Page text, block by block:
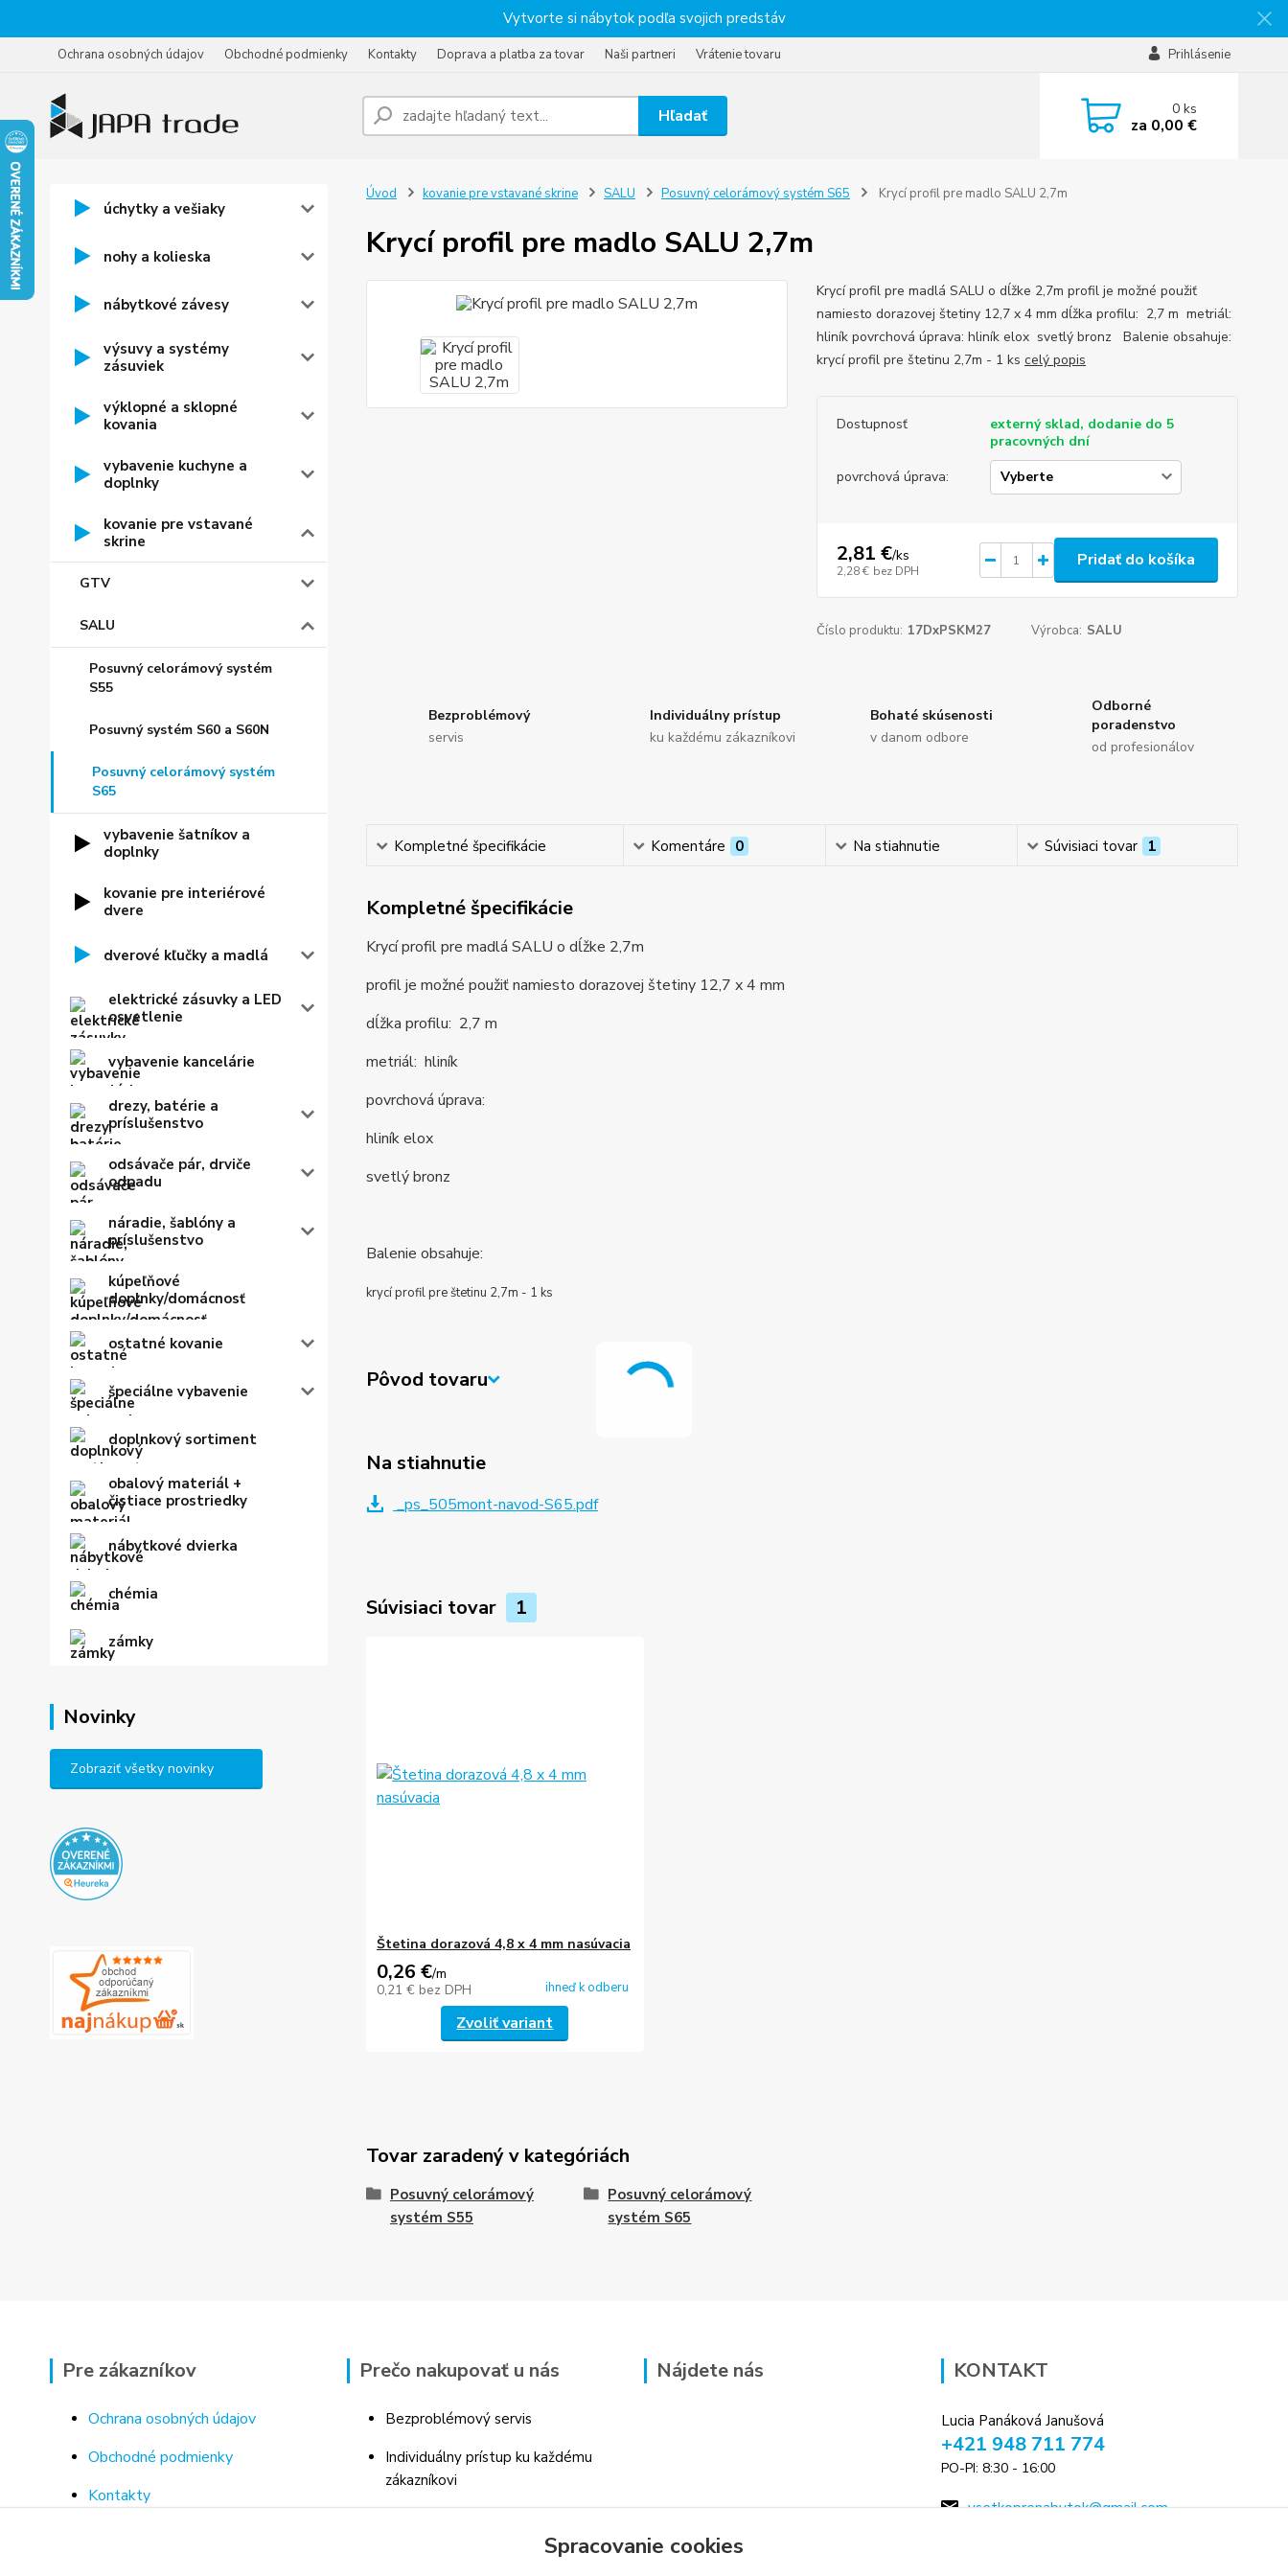
Vytvorte si nábytok podľa svojich predstáv
Ochrana osobných údajov Obchodné podmienky Kontakty Doprava a platba za tovar Naši partneri Vrátenie tovaru Prihlásenie
Hľadať 0ks
za 0,00 €
úchytky a vešiaky
nohy a kolieska
nábytkové závesy
výsuvy a systémy
zásuviek
výklopné a sklopné
kovania
vybavenie kuchyne a
doplnky
kovanie pre vstavané
skrine
GTV
SALU
Posuvný celorámový systém
S55
Posuvný systém S60 a S60N
Posuvný celorámový systém
S65
vybavenie šatníkov a
doplnky
kovanie pre interiérové
dvere
dverové kľučky a madlá
elektrické zásuvky a LED
osvetlenie
vybavenie kancelárie
drezy, batérie a
príslušenstvo
odsávače pár, drviče
odpadu
náradie, šablóny a
príslušenstvo
kúpeľňové
doplnky/domácnosť
ostatné kovanie
špeciálne vybavenie
doplnkový sortiment
obalový materiál +
čistiace prostriedky
nábytkové dvierka
chémia
zámky
Novinky
Zobraziť všetky novinky
Úvod kovanie pre vstavané skrine SALU Posuvný celorámový systém S65 Krycí profil pre madlo SALU 2,7m
Krycí profil pre madlo SALU 2,7m
Krycí profil pre madlá SALU o dĺžke 2,7m profil je možné použiť
namiesto dorazovej štetiny 12,7 x 4 mm dĺžka profilu: 2,7 m metriál:
hliník povrchová úprava: hliník elox svetlý bronz Balenie obsahuje:
krycí profil pre štetinu 2,7m - 1 ks celý popis
Dostupnosť
externý sklad, dodanie do 5
pracovných dní
povrchová úprava:
2,81 €/ks
2,28 € bez DPH
Pridať do košíka
Číslo produktu: 17DxPSKM27 Výrobca: SALU
Bezproblémový
servis
Individuálny prístup
ku každému zákazníkovi
Bohaté skúsenosti
v danom odbore
Odborné
poradenstvo
od profesionálov
Kompletné špecifikácie Komentáre 0 Na stiahnutie Súvisiaci tovar 1
Kompletné špecifikácie
Krycí profil pre madlá SALU o dĺžke 2,7m
profil je možné použiť namiesto dorazovej štetiny 12,7 x 4 mm
dĺžka profilu: 2,7 m
metriál: hliník
povrchová úprava:
hliník elox
svetlý bronz
Balenie obsahuje:
krycí profil pre štetinu 2,7m - 1 ks
Pôvod tovaru
Na stiahnutie
_ps_505mont-navod-S65.pdf
Súvisiaci tovar 1
Štetina dorazová 4,8 x 4 mm nasúvacia
0,26 €/m
0,21 € bez DPH ihneď k odberu
Zvoliť variant
Tovar zaradený v kategóriách
Posuvný celorámový
systém S55
Posuvný celorámový
systém S65
Pre zákazníkov
Ochrana osobných údajov
Obchodné podmienky
Kontakty
Prečo nakupovať u nás
Bezproblémový servis
Individuálny prístup ku každému
zákazníkovi
Nájdete nás KONTAKT
Lucia Panáková Janušová
+421 948 711 774
PO-PI: 8:30 - 16:00
vsetkoprenabytok@gmail.com
Spracovanie cookies